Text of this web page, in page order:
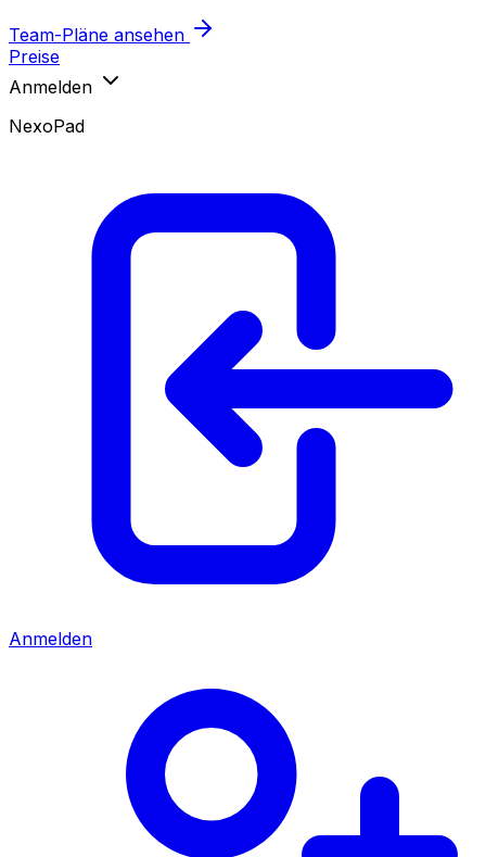
Team-Pläne ansehen
Preise
Anmelden
NexoPad
Anmelden